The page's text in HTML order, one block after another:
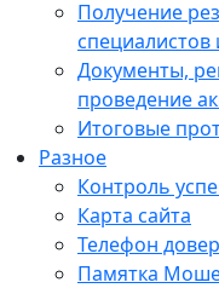
Получение
специалистов
Документы,
проведение
Итоговые
Разное
Контроль
Карта сайта
Телефон
Памятка